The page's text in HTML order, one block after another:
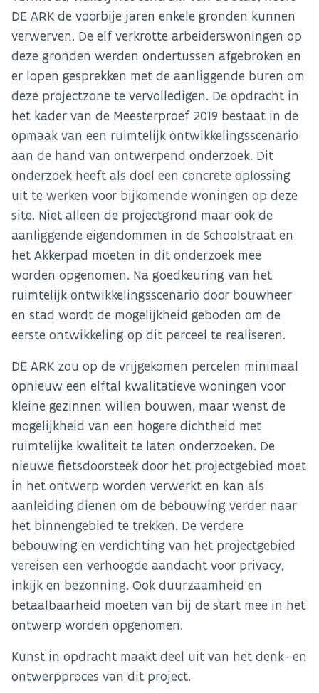
DE ARK de voorbije jaren enkele gronden kunnen
verwerven. De elf verkrotte arbeiderswoningen op
deze gronden werden ondertussen afgebroken en
er lopen gesprekken met de aanliggende buren om
deze projectzone te vervolledigen. De opdracht in
het kader van de Meesterproef 2019 bestaat in de
opmaak van een ruimtelijk ontwikkelingsscenario
aan de hand van ontwerpend onderzoek. Dit
onderzoek heeft als doel een concrete oplossing
uit te werken voor bijkomende woningen op deze
site. Niet alleen de projectgrond maar ook de
aanliggende eigendommen in de Schoolstraat en
het Akkerpad moeten in dit onderzoek mee
worden opgenomen. Na goedkeuring van het
ruimtelijk ontwikkelingsscenario door bouwheer
en stad wordt de mogelijkheid geboden om de
eerste ontwikkeling op dit perceel te realiseren.
DE ARK zou op de vrijgekomen percelen minimaal
opnieuw een elftal kwalitatieve woningen voor
kleine gezinnen willen bouwen, maar wenst de
mogelijkheid van een hogere dichtheid met
ruimtelijke kwaliteit te laten onderzoeken. De
nieuwe fietsdoorsteek door het projectgebied moet
in het ontwerp worden verwerkt en kan als
aanleiding dienen om de bebouwing verder naar
het binnengebied te trekken. De verdere
bebouwing en verdichting van het projectgebied
vereisen een verhoogde aandacht voor privacy,
inkijk en bezonning. Ook duurzaamheid en
betaalbaarheid moeten van bij de start mee in het
ontwerp worden opgenomen.
Kunst in opdracht maakt deel uit van het denk- en
ontwerpproces van dit project.